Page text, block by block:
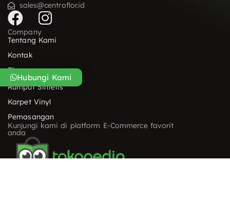
Hubungi Kami
sales@centroflor.id
F
a
c
e
b
o
o
k
I
s
t
a
g
r
a
m
Company
Tentang Kami
Kontak
Blog
Produk dan Jasa
Rumput Sintetis
Karpet Vinyl
Pemasangan
Kunjungi kami di platform E-Commerce favorit
anda